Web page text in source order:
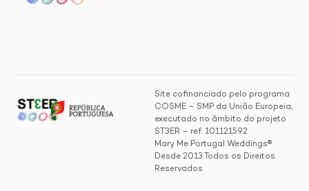
Site cofinanciado pelo programa
COSME – SMP da União Europeia,
executado no âmbito do projeto
ST3ER – ref. 101121592
Mary Me Portugal Weddings®
Desde 2013 Todos os Direitos
Reservados